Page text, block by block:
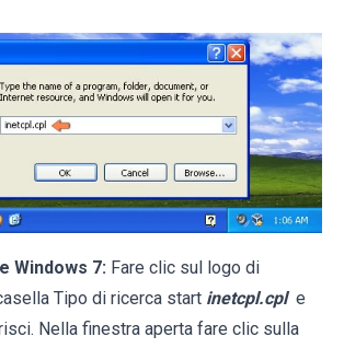
Windows 7: Fare clic sul logo di
Tipo di ricerca start inetcpl.cpl e
Nella finestra aperta fare clic sulla